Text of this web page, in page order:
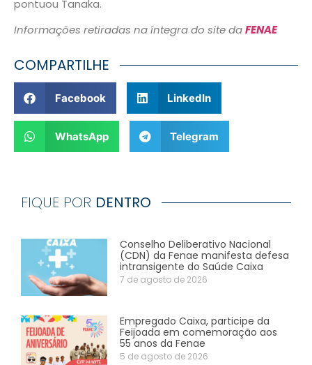
pontuou Tanaka.
Informações retiradas na íntegra do site daFENAE
COMPARTILHE
Facebook LinkedIn
WhatsApp Telegram
FIQUE POR DENTRO
Conselho Deliberativo Nacional
(CDN) da Fenae manifesta defesa
intransigente do Saúde Caixa
7 de agosto de 2026
Empregado Caixa, participe da
Feijoada em comemoração aos
55 anos da Fenae
5 de agosto de 2026